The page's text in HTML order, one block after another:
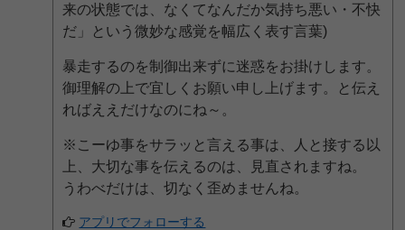
来の状態では、なくてなんだか気持ち悪い・不快
だ」という微妙な感覚を幅広く表す言葉)
暴走するのを制御出来ずに迷惑をお掛けします。
御理解の上で宜しくお願い申し上げます。と伝え
ればええだけなのにね～。
※こーゆ事をサラッと言える事は、人と接する以
上、大切な事を伝えるのは、見直されますね。
うわべだけは、切なく歪めませんね。
アプリでフォローする